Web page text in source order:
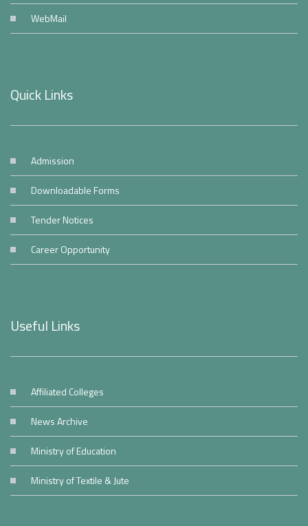
WebMail
Quick Links
Admission
Downloadable Forms
Tender Notices
Career Opportunity
Useful Links
Affiliated Colleges
News Archive
Ministry of Education
Ministry of Textile & Jute